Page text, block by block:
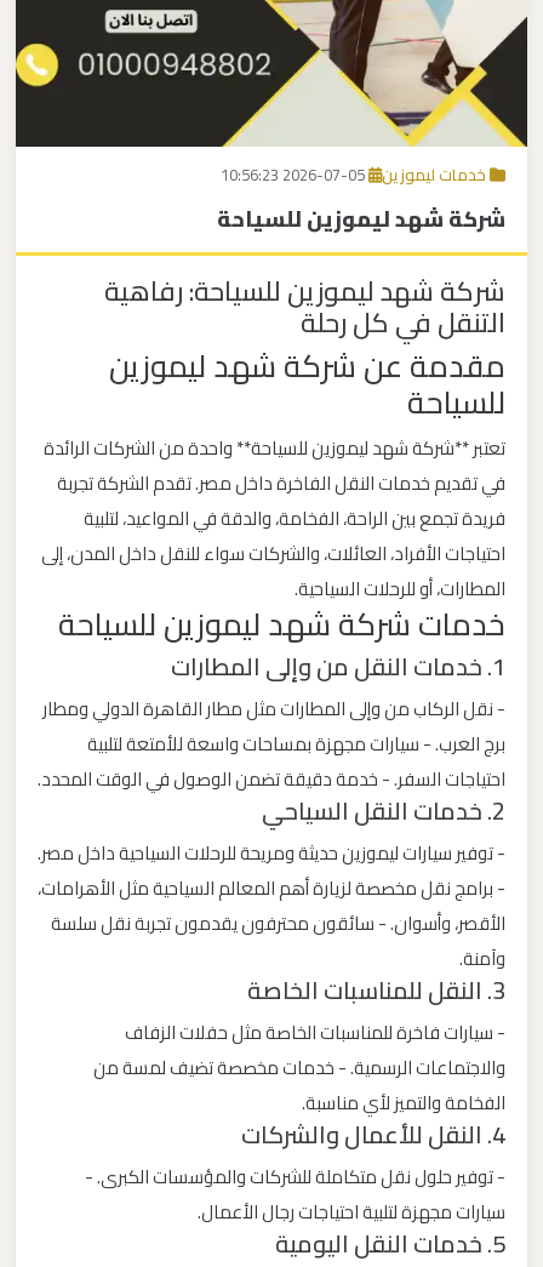
اتصل بنا
EN
خدمات ليموزين
شركة شهد ليموزين للسياحة
شركة شهد ليموزين للسياحة: رفاهية
التنقل في كل رحلة
مقدمة عن شركة شهد ليموزين
للسياحة
تعتبر **شركة شهد ليموزين للسياحة** واحدة من الشركات الرائدة
في تقديم خدمات النقل الفاخرة داخل مصر. تقدم الشركة تجربة
فريدة تجمع بين الراحة، الفخامة، والدقة في المواعيد، لتلبية
احتياجات الأفراد، العائلات، والشركات سواء للنقل داخل المدن، إلى
المطارات، أو للرحلات السياحية.
خدمات شركة شهد ليموزين للسياحة
1. خدمات النقل من وإلى المطارات
- نقل الركاب من وإلى المطارات مثل مطار القاهرة الدولي ومطار
برج العرب. - سيارات مجهزة بمساحات واسعة للأمتعة لتلبية
احتياجات السفر. - خدمة دقيقة تضمن الوصول في الوقت المحدد.
2. خدمات النقل السياحي
- توفير سيارات ليموزين حديثة ومريحة للرحلات السياحية داخل مصر.
- برامج نقل مخصصة لزيارة أهم المعالم السياحية مثل الأهرامات،
الأقصر، وأسوان. - سائقون محترفون يقدمون تجربة نقل سلسة
وآمنة.
3. النقل للمناسبات الخاصة
- سيارات فاخرة للمناسبات الخاصة مثل حفلات الزفاف
والاجتماعات الرسمية. - خدمات مخصصة تضيف لمسة من
الفخامة والتميز لأي مناسبة.
4. النقل للأعمال والشركات
- توفير حلول نقل متكاملة للشركات والمؤسسات الكبرى. -
سيارات مجهزة لتلبية احتياجات رجال الأعمال.
5. خدمات النقل اليومية
برج
العرب
القاهرة
مكاتب
ليموزين
الاسكندرية
القاهرة
ليموزين
ليموزين
نويبع
ليموزين
مطار
العرب
الساحل
الشمالي
ليموزين
مطار
العرب
القاهرة
ليموزين
مطار